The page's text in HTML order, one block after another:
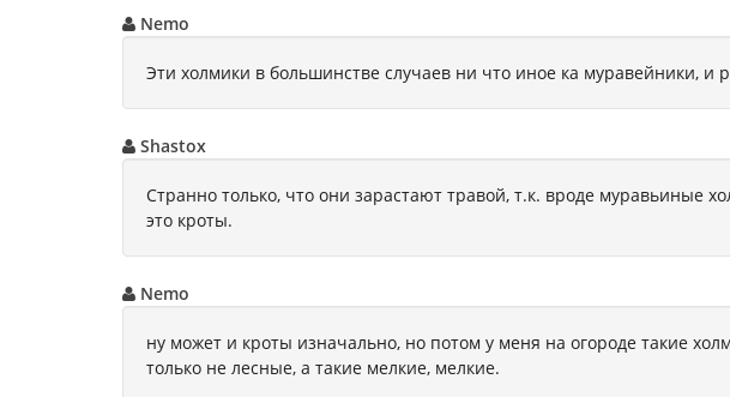
Nemo
Эти холмики в большинстве случаев ни что иное ка муравейники,
Shastox
Странно только, что они зарастают травой, т.к. вроде муравьиные
это кроты.
Nemo
ну может и кроты изначально, но потом у меня на огороде такие
только не лесные, а такие мелкие, мелкие.